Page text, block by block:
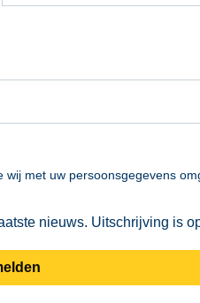
wij met uw persoonsgegevens
nieuws. Uitschrijving is